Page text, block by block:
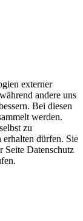
externer
andere uns
Bei diesen
werden.
zu
dürfen. Sie
Seite Datenschutz